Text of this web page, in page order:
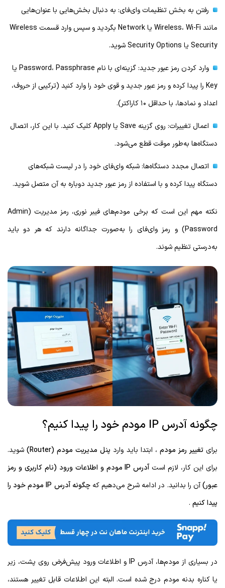
رفتن به بخش تنظیمات وای‌فای: به دنبال بخش‌هایی با عنوان‌هایی
مانند Wireless، Wi-Fi یا Network بگردید و سپس وارد قسمت Wireless
Security یا Security Options شوید.
وارد کردن رمز عبور جدید: گزینه‌ای با نام Password، Passphrase یا
Key را پیدا کرده و رمز عبور جدید و قوی خود را وارد کنید (ترکیبی از حروف،
اعداد و نمادها، با حداقل ۱۰ کاراکتر).
اعمال تغییرات: روی گزینه Save یا Apply کلیک کنید. با این کار، اتصال
دستگاه‌ها به‌طور موقت قطع می‌شود.
اتصال مجدد دستگاه‌ها: شبکه وای‌فای خود را در لیست شبکه‌های
دستگاه پیدا کرده و با استفاده از رمز عبور جدید دوباره به آن متصل شوید.
نکته مهم این است که برخی مودم‌های فیبر نوری، رمز مدیریت (Admin
Password) و رمز وای‌فای را به‌صورت جداگانه دارند که هر دو باید
به‌درستی تنظیم شوند.
چگونه آدرس IP مودم خود را پیدا کنیم؟
برایتغییر رمز مودم ، ابتدا باید وارد پنل مدیریت مودم(Router)
شوید.
برای این کار، لازم است آدرسIP مودم و اطلاعات ورود (نام کاربری و رمز
عبور)آن را بدانید. در ادامه شرح می‌دهیم کهچگونه آدرس IPمودم خود را
پیدا کنیم .
در بسیاری از مودم‌ها، آدرس IP و اطلاعات ورود پیش‌فرض روی پشت، زیر
یا کناره بدنه مودم درج شده است. البته این اطلاعات قابل تغییر هستند،